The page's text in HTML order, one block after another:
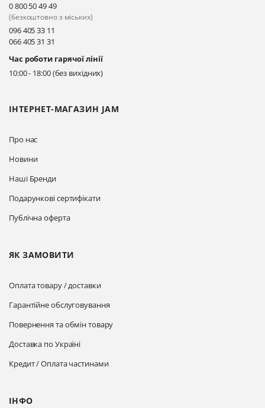
ІНТЕРНЕТ-МАГАЗИН JAM
Про нас
Новини
Наші Бренди
Подарункові сертифікати
Публічна оферта
ЯК ЗАМОВИТИ
Оплата товару / доставки
Гарантійне обслуговування
Повернення та обмін товару
Доставка по Україні
Кредит / Оплата частинами
ІНФО
0 800 50 49 49
(безкоштовно з міських)
096 405 33 11
066 405 31 31
Час роботи гарячої лінії
10:00 - 18:00 (без вихідних)